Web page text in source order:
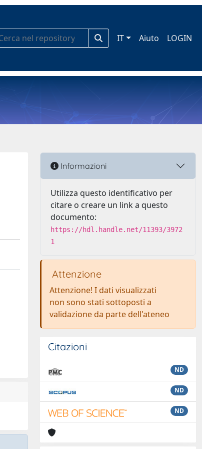
IT Aiuto LOGIN
Informazioni
Utilizza questo identificativo per
citare o creare un link a questo
documento:
https://hdl.handle.net/11393/3972
1
Attenzione
Attenzione! I dati visualizzati
non sono stati sottoposti a
validazione da parte dell'ateneo
Citazioni
ND
ND
ND